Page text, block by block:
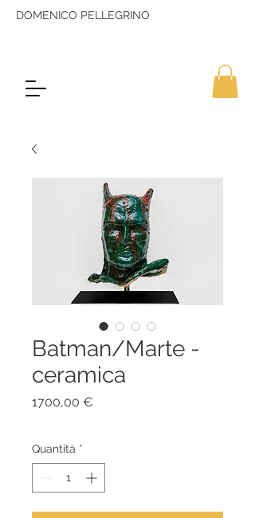
DOMENICO PELLEGRINO
Batman/Marte -
ceramica
1700,00 €
Quantità *